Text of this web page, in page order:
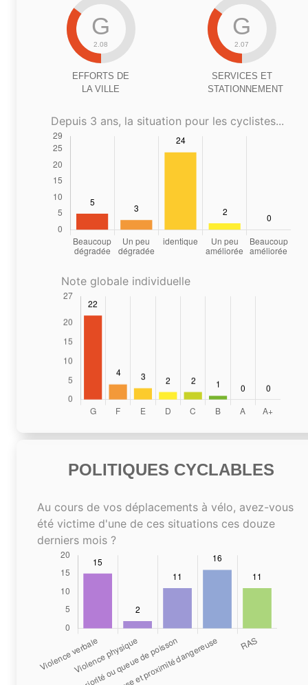
G
2.08
EFFORTS DE
LA VILLE
G
2.07
SERVICES ET
STATIONNEMENT
Depuis 3 ans, la situation pour les cyclistes...
Note globale individuelle
POLITIQUES CYCLABLES
Au cours de vos déplacements à vélo, avez-vous
été victime d'une de ces situations ces douze
derniers mois ?